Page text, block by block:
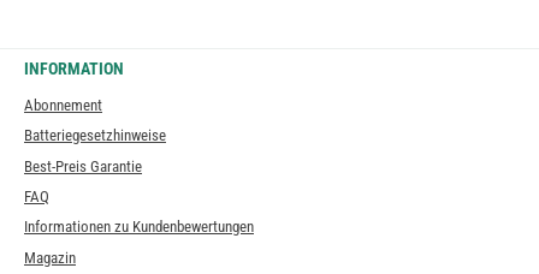
INFORMATION
Abonnement
Batteriegesetzhinweise
Best-Preis Garantie
FAQ
Informationen zu Kundenbewertungen
Magazin